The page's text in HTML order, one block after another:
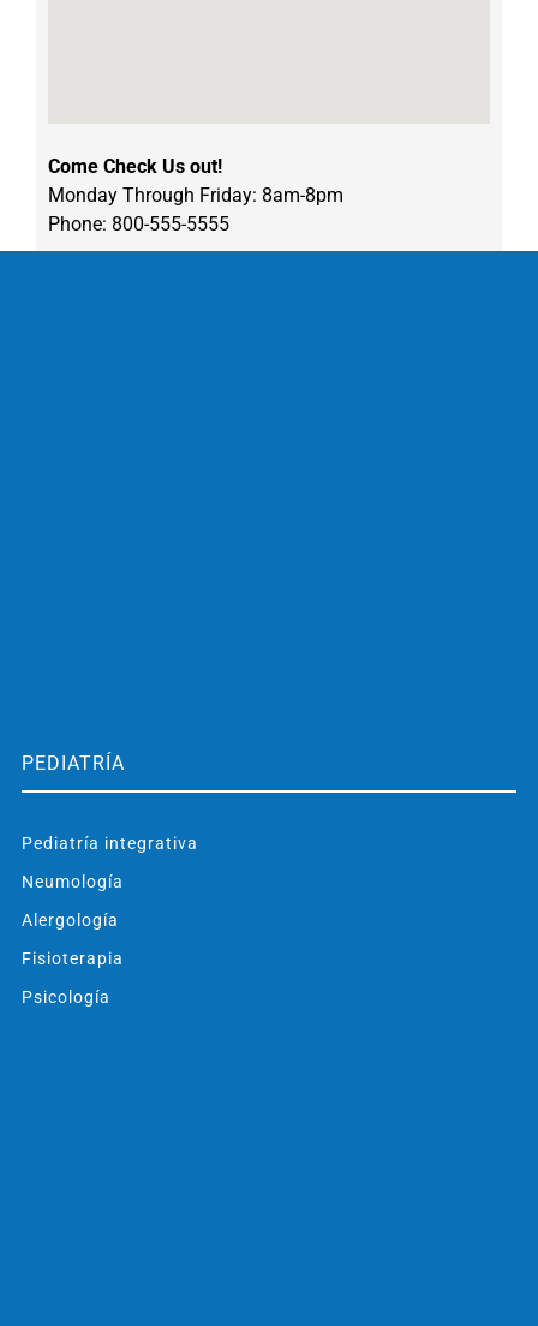
Come Check Us out!
Monday Through Friday: 8am-8pm
Phone: 800-555-5555
PEDIATRÍA
Pediatría integrativa
Neumología
Alergología
Fisioterapia
Psicología